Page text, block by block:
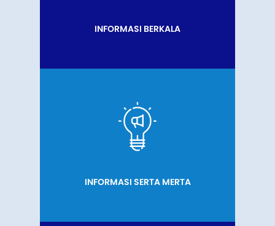
INFORMASI BERKALA
INFORMASI SERTA MERTA